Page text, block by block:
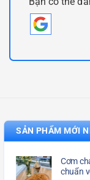
SẢN PHẨM MỚI
Cơm
chuẩn